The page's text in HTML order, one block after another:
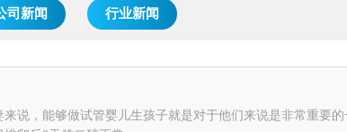
司新闻 行业新闻
说，能够做试管婴儿生孩子就是对于他们来说是非常重要